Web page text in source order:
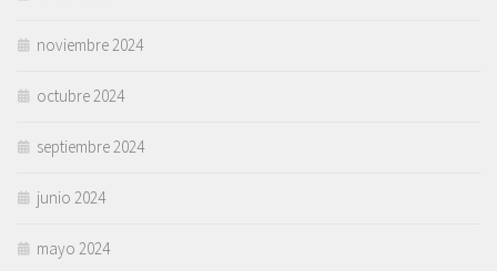
noviembre 2024
octubre 2024
septiembre 2024
junio 2024
mayo 2024